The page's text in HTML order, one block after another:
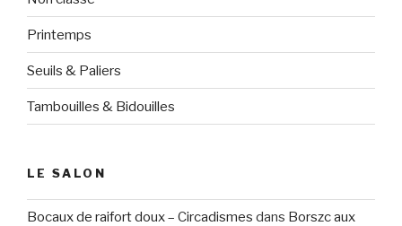
Printemps
Seuils & Paliers
Tambouilles & Bidouilles
LE SALON
Bocaux de raifort doux – Circadismes dans Borszc aux